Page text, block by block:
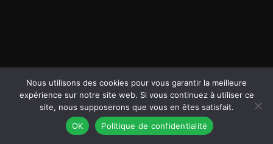
Nous utilisons des cookies pour vous garantir la meilleure
expérience sur notre site web. Si vous continuez à utiliser ce
site, nous supposerons que vous en êtes satisfait.
OK
Politique de confidentialité